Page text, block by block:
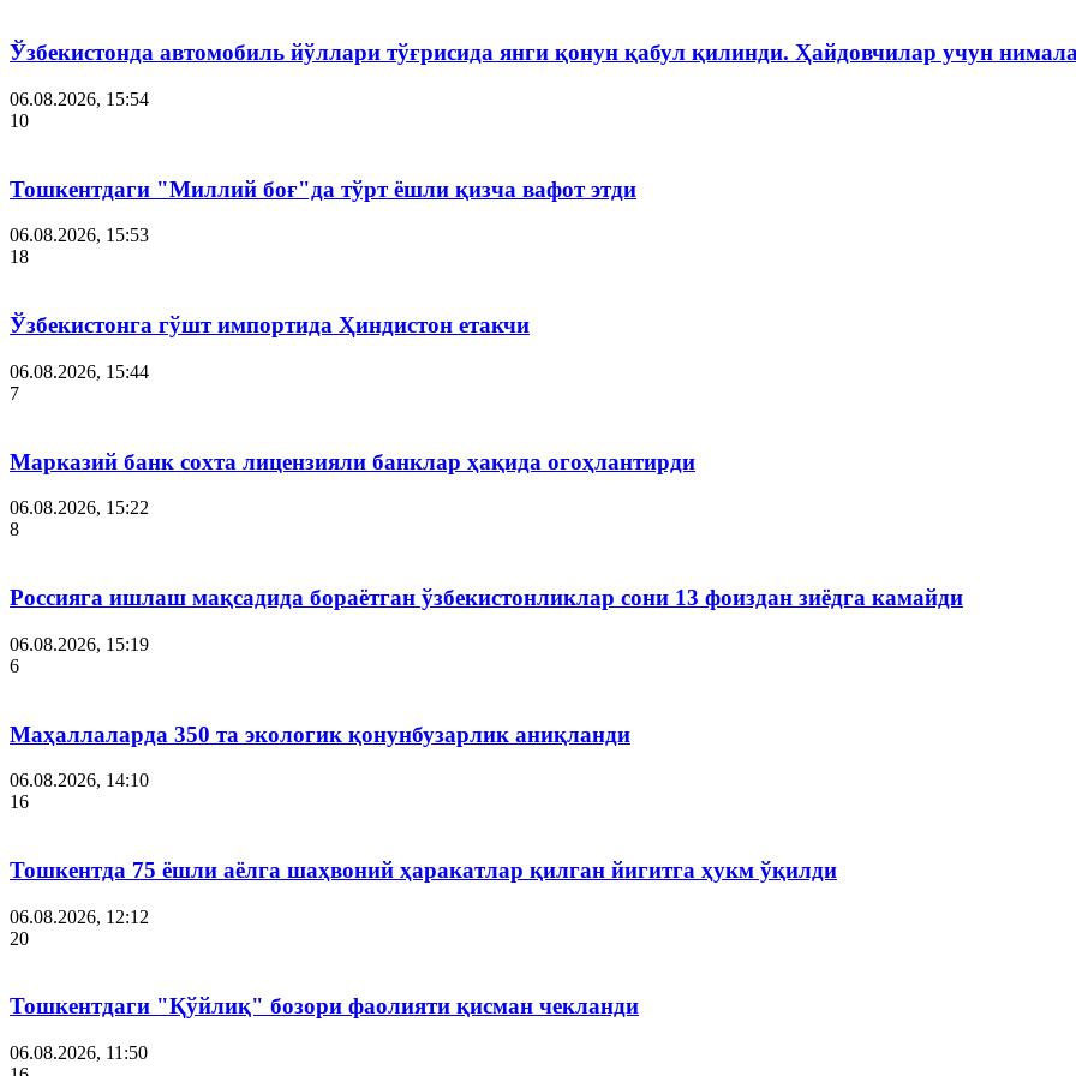
Ўзбекистонда автомобиль йўллари тўғрисида янги қонун қабул қилинди. Ҳайдовчилар учун
06.08.2026, 15:54
10
Тошкентдаги "Миллий боғ"да тўрт ёшли қизча вафот этди
06.08.2026, 15:53
18
Ўзбекистонга гўшт импортида Ҳиндистон етакчи
06.08.2026, 15:44
7
Марказий банк сохта лицензияли банклар ҳақида огоҳлантирди
06.08.2026, 15:22
8
Россияга ишлаш мақсадида бораётган ўзбекистонликлар сони 13 фоиздан зиёдга камайди
06.08.2026, 15:19
6
Маҳаллаларда 350 та экологик қонунбузарлик аниқланди
06.08.2026, 14:10
16
Тошкентда 75 ёшли аёлга шаҳвоний ҳаракатлар қилган йигитга ҳукм ўқилди
06.08.2026, 12:12
20
Тошкентдаги "Қўйлиқ" бозори фаолияти қисман чекланди
06.08.2026, 11:50